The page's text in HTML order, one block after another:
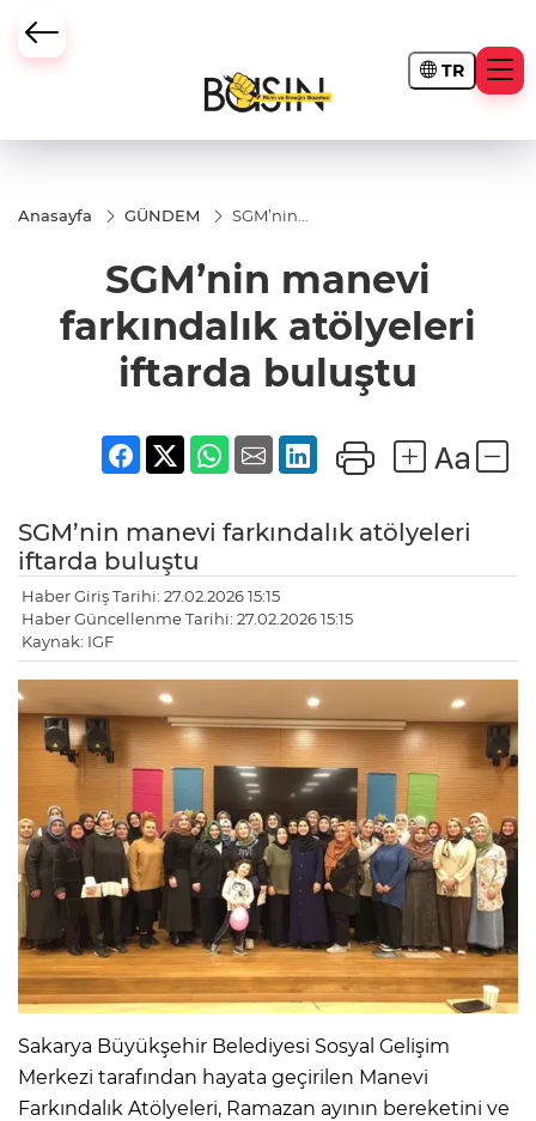
TR
Anasayfa GÜNDEM
SGM’nin
atölyeleri
iftarda
buluştu
SGM’nin manevi
farkındalık atölyeleri
iftarda buluştu
SGM’nin manevi farkındalık atölyeleri
iftarda buluştu
Haber Giriş Tarihi: 27.02.2026 15:15
Haber Güncellenme Tarihi: 27.02.2026 15:15
Kaynak: IGF
Sakarya Büyükşehir Belediyesi Sosyal Gelişim
Merkezi tarafından hayata geçirilen Manevi
Farkındalık Atölyeleri, Ramazan ayının bereketini ve